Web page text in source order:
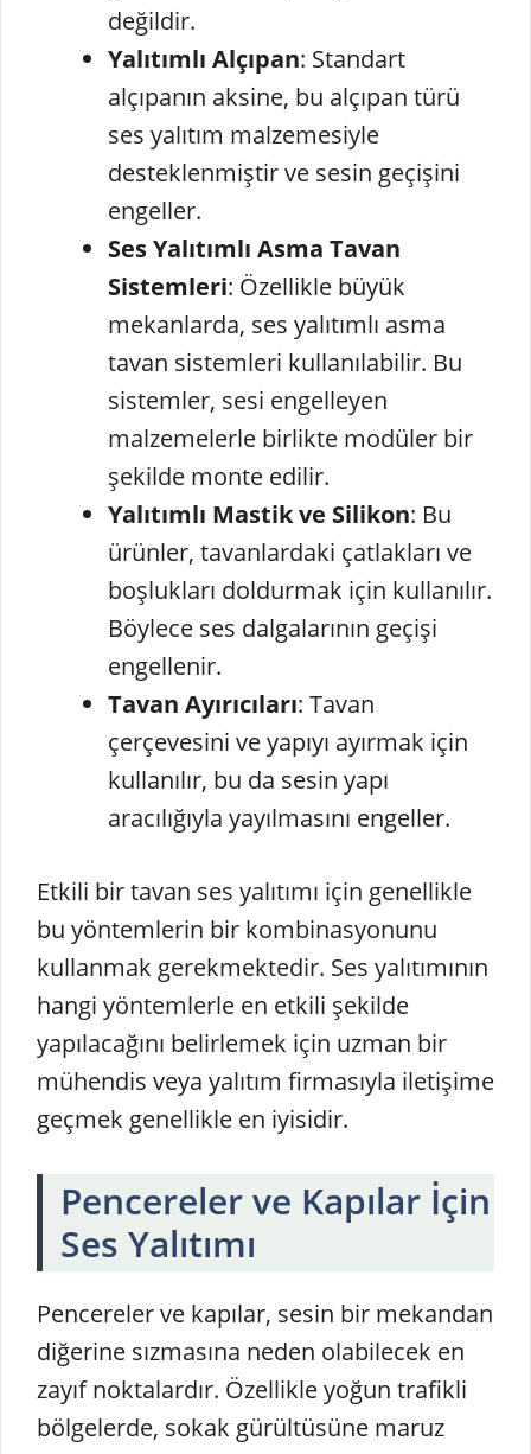
değildir.
Yalıtımlı Alçıpan: Standart
alçıpanın aksine, bu alçıpan türü
ses yalıtım malzemesiyle
desteklenmiştir ve sesin geçişini
engeller.
Ses Yalıtımlı Asma Tavan
Sistemleri: Özellikle büyük
mekanlarda, ses yalıtımlı asma
tavan sistemleri kullanılabilir. Bu
sistemler, sesi engelleyen
malzemelerle birlikte modüler bir
şekilde monte edilir.
Yalıtımlı Mastik ve Silikon: Bu
ürünler, tavanlardaki çatlakları ve
boşlukları doldurmak için kullanılır.
Böylece ses dalgalarının geçişi
engellenir.
Tavan Ayırıcıları: Tavan
çerçevesini ve yapıyı ayırmak için
kullanılır, bu da sesin yapı
aracılığıyla yayılmasını engeller.
Etkili bir tavan ses yalıtımı için genellikle
bu yöntemlerin bir kombinasyonunu
kullanmak gerekmektedir. Ses yalıtımının
hangi yöntemlerle en etkili şekilde
yapılacağını belirlemek için uzman bir
mühendis veya yalıtım firmasıyla iletişime
geçmek genellikle en iyisidir.
Pencereler ve Kapılar İçin
Ses Yalıtımı
Pencereler ve kapılar, sesin bir mekandan
diğerine sızmasına neden olabilecek en
zayıf noktalardır. Özellikle yoğun trafikli
bölgelerde, sokak gürültüsüne maruz